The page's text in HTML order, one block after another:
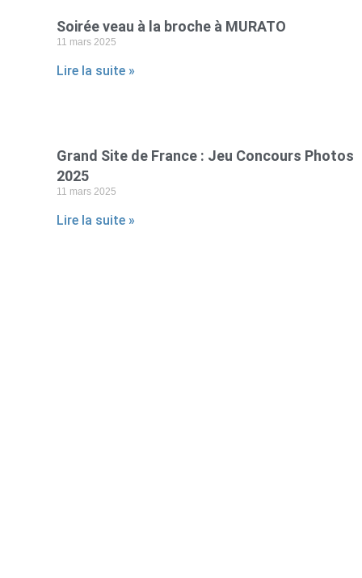
Soirée veau à la broche à MURATO
11 mars 2025
Lire la suite »
Grand Site de France : Jeu Concours Photos
2025
11 mars 2025
Lire la suite »